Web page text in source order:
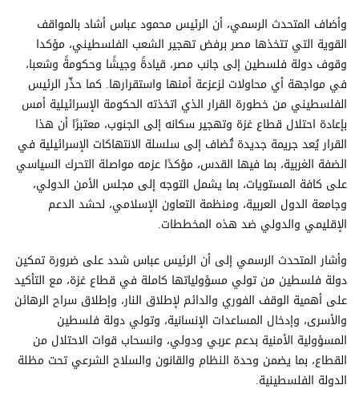
وأضاف المتحدث الرسمي، أن الرئيس محمود عباس أشاد بالمواقف
القوية التي تتخذها مصر برفض تهجير الشعب الفلسطيني، مؤكدا
وقوف دولة فلسطين إلى جانب مصر، قيادةً وجيشًا وحكومةً وشعبا،
في مواجهة أي محاولات لزعزعة أمنها واستقرارها. كما حذّر الرئيس
الفلسطيني من خطورة القرار الذي اتخذته الحكومة الإسرائيلية أمس
بإعادة احتلال قطاع غزة وتهجير سكانه إلى الجنوب، معتبرًا أن هذا
القرار يُعد جريمة جديدة تُضاف إلى سلسلة الانتهاكات الإسرائيلية في
الضفة الغربية، بما فيها القدس، مؤكدًا عزمه مواصلة التحرك السياسي
على كافة المستويات، بما يشمل التوجه إلى مجلس الأمن الدولي،
وجامعة الدول العربية، ومنظمة التعاون الإسلامي، لحشد الدعم
الإقليمي والدولي ضد هذه المخططات.
وأشار المتحدث الرسمي إلى أن الرئيس عباس شدد على ضرورة تمكين
دولة فلسطين من تولي مسؤولياتها كاملة في قطاع غزة، مع التأكيد
على أهمية الوقف الفوري والدائم لإطلاق النار، وإطلاق سراح الرهائن
والأسرى، وإدخال المساعدات الإنسانية، وتولي دولة فلسطين
المسؤولية الأمنية بدعم عربي ودولي، وانسحاب قوات الاحتلال من
القطاع، بما يضمن وحدة النظام والقانون والسلاح الشرعي تحت مظلة
الدولة الفلسطينية.